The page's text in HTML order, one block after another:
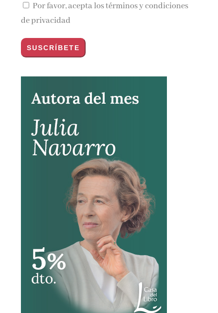
Por favor, acepta lostérminos y condiciones
de privacidad